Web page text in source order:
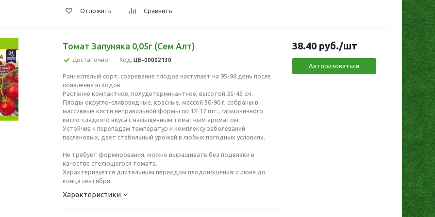
Отложить Сравнить
Томат Запуняка 0,05г (Сем Алт)
Достаточно Код: ЦБ-00002130
Раннеспелый сорт, созревание плодов наступает на 95-98 день после
появления всходов.
Растение компактное, полудетерминантное, высотой 35-45 см.
Плоды округло-сливовидные, красные, массой 50-90 г, собраны в
массивные кисти неправильной формы по 12-17 шт., гармоничного
кисло-сладкого вкуса с насыщенным томатным ароматом.
Устойчив к перепадам температур и комплексу заболеваний
пасленовых, дает стабильный урожай в любых погодных условиях.
Не требует формирования, можно выращивать без подвязки в
качестве стелющегося томата.
Характеризуется длительным периодом плодоношения: с июня до
конца сентября.
Характеристики
38.40 руб./шт
Авторизоваться